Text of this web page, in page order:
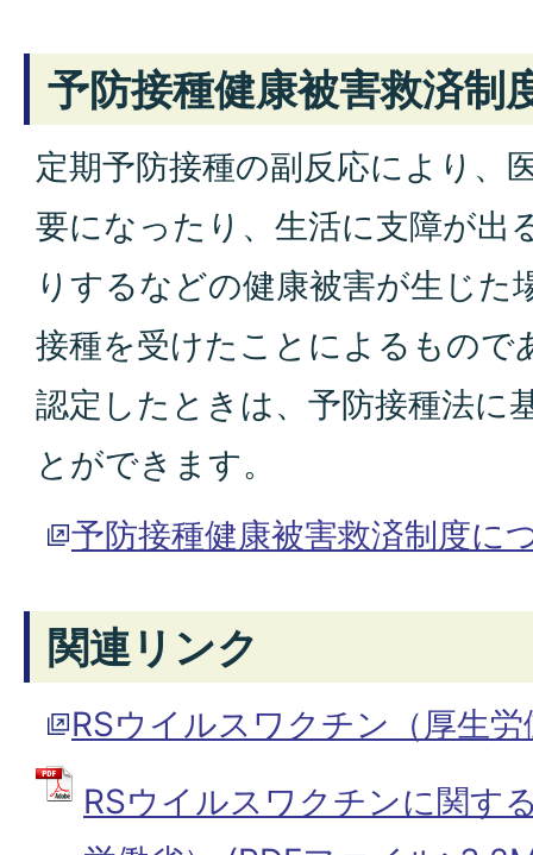
予防接種健康被害救済制
定期予防接種の副反応により、
要になったり、生活に支障が出
りするなどの健康被害が生じた
接種を受けたことによるもので
認定したときは、予防接種法に
とができます。
予防接種健康被害救済制度に
関連リンク
RSウイルスワクチン（厚生労
RSウイルスワクチンに関す